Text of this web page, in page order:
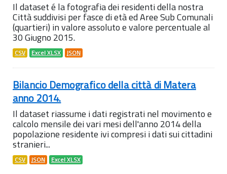
Il dataset é la fotografia dei residenti della nostra
Città suddivisi per fasce di età ed Aree Sub Comunali
(quartieri) in valore assoluto e valore percentuale al
30 Giugno 2015.
CSV Excel XLSX JSON
Bilancio Demografico della città di Matera
anno 2014.
Il dataset riassume i dati registrati nel movimento e
calcolo mensile dei vari mesi dell'anno 2014 della
popolazione residente ivi compresi i dati sui cittadini
stranieri...
CSV JSON Excel XLSX